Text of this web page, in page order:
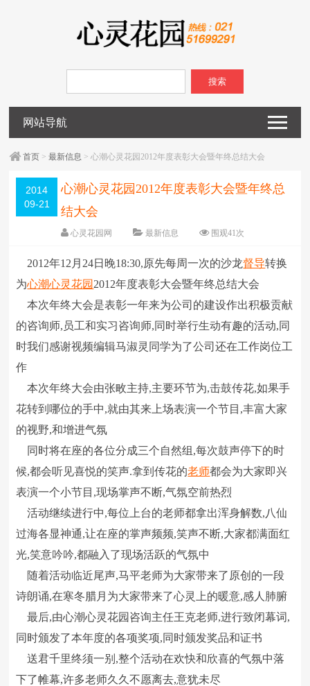
搜索
网站导航
首页 >最新信息 > 心潮心灵花园2012年度表彰大会暨年终总结大会
2014
09-21
心潮心灵花园2012年度表彰大会暨年终总
结大会
心灵花园网 最新信息 围观41次
字体：大 中 小
2012年12月24日晚18:30,原先每周一次的沙龙督导转换
为心潮心灵花园 2012年度表彰大会暨年终总结大会
本次年终大会是表彰一年来为公司的建设作出积极贡献
的咨询师,员工和实习咨询师,同时举行生动有趣的活动,同
时我们感谢视频编辑马淑灵同学为了公司还在工作岗位工
作
本次年终大会由张畋主持,主要环节为,击鼓传花,如果手
花转到哪位的手中,就由其来上场表演一个节目,丰富大家
的视野,和增进气氛
同时将在座的各位分成三个自然组,每次鼓声停下的时
候,都会听见喜悦的笑声.拿到传花的老师都会为大家即兴
表演一个小节目,现场掌声不断,气氛空前热烈
活动继续进行中,每位上台的老师都拿出浑身解数,八仙
过海各显神通,让在座的掌声频频,笑声不断,大家都满面红
光,笑意吟吟,都融入了现场活跃的气氛中
随着活动临近尾声,马平老师为大家带来了原创的一段
诗朗诵,在寒冬腊月为大家带来了心灵上的暖意,感人肺腑
最后,由心潮心灵花园咨询主任王克老师,进行致闭幕词,
同时颁发了本年度的各项奖项,同时颁发奖品和证书
送君千里终须一别,整个活动在欢快和欣喜的气氛中落
下了帷幕,许多老师久久不愿离去,意犹未尽